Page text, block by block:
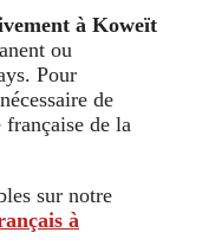
à Koweït
ou
Pour
de
française de la
sur notre
à